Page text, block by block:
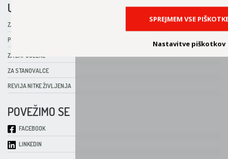
UPORABNE POVEZAVE
ZAPOSLITEV
PROSTOVOLJSTVO
ZA ZAPOSLENE
ZA STANOVALCE
REVIJA NITKE ŽIVLJENJA
POVEŽIMO SE
FACEBOOK
LINKEDIN
SPREJMEM VSE
Nastavitve piškotkov